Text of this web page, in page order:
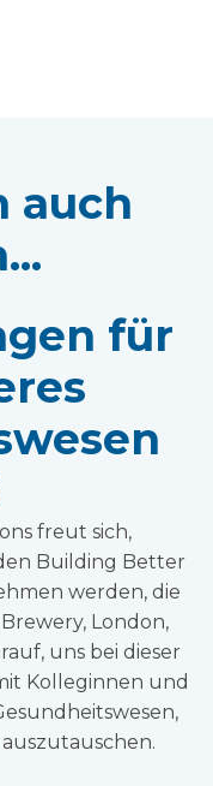
auch
für
freut sich,
Building Better
werden, die
London,
uns bei dieser
Kolleginnen und